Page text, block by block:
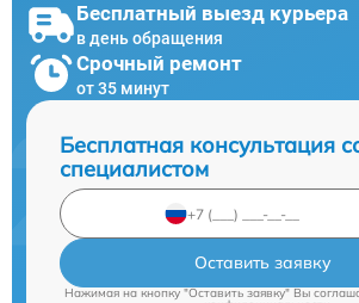
Бесплатный выезд курьера
в день обращения
Срочный ремонт
от 35 минут
Бесплатная консультация
специалистом
Оставить заявку
Нажимая на кнопку "Оставить заявку" Вы